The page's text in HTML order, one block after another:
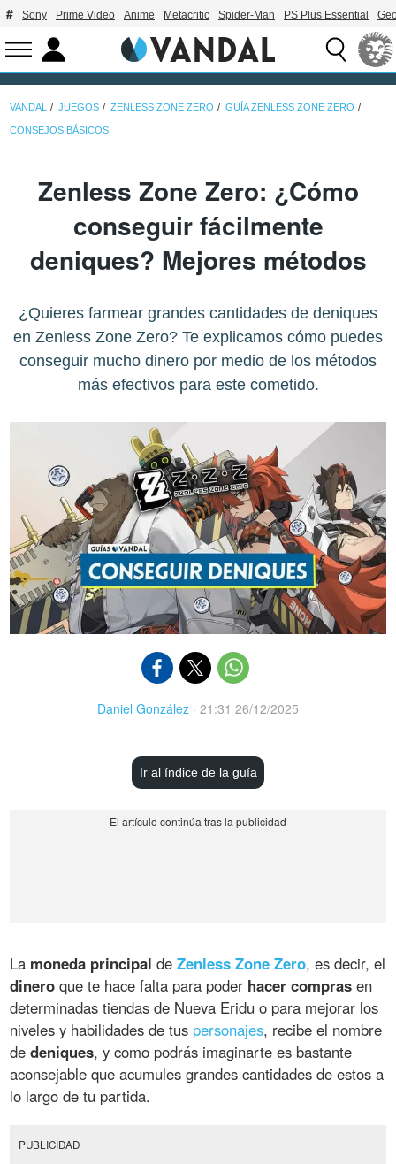
Sony Prime Video Anime Metacritic Spider-Man PS Plus Essential
VANDAL JUEGOS ZENLESS ZONE ZERO GUÍA ZENLESS ZONE ZERO
CONSEJOS BÁSICOS
Zenless Zone Zero: ¿Cómo
conseguir fácilmente
deniques? Mejores métodos
¿Quieres farmear grandes cantidades de deniques
en Zenless Zone Zero? Te explicamos cómo puedes
conseguir mucho dinero por medio de los métodos
más efectivos para este cometido.
Daniel González · 21:31 26/12/2025
Ir al índice de la guía
La moneda principal deZenless Zone Zero, es decir, el
dinero que te hace falta para poder hacer compras en
determinadas tiendas de Nueva Eridu o para mejorar los
niveles y habilidades de tus personajes, recibe el nombre
dedeniques, y como podrás imaginarte es bastante
aconsejable que acumules grandes cantidades de estos a
lo largo de tu partida.
PUBLICIDAD